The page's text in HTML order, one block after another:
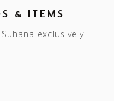
& ITEMS
exclusively